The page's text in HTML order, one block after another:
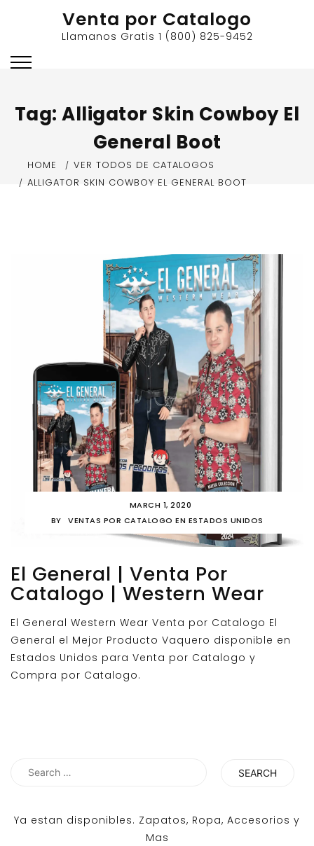
Venta por Catalogo
Llamanos Gratis 1 (800) 825-9452
Tag:Alligator Skin Cowboy El
General Boot
HOME
VER TODOS DE CATALOGOS
ALLIGATOR SKIN COWBOY EL GENERAL BOOT
MARCH 1, 2020
BY
VENTAS POR CATALOGO EN ESTADOS UNIDOS
El General | Venta Por
Catalogo | Western Wear
El General Western Wear Venta por Catalogo El
General el Mejor Producto Vaquero disponible en
Estados Unidos para Venta por Catalogo y
Compra por Catalogo.
Search
Ya estan disponibles. Zapatos, Ropa, Accesorios y
Mas